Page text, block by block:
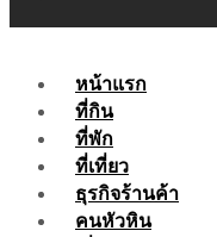
หน้าแรก
ที่กิน
ที่พัก
ที่เที่ยว
ธุรกิจร้านค้า
คนหัวหิน